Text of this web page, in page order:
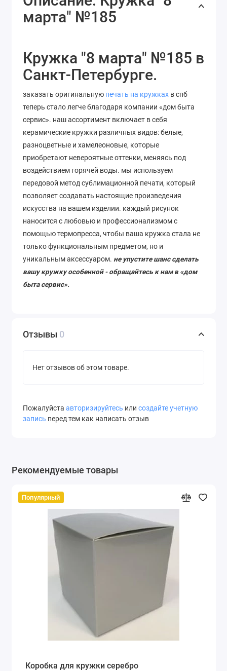
марта" №185
Кружка "8 марта" №185 в
Санкт-Петербурге.
заказать оригинальную печать на кружках в спб
теперь стало легче благодаря компании «дом быта
сервис». наш ассортимент включает в себя
керамические кружки различных видов: белые,
разноцветные и хамелеоновые, которые
приобретают невероятные оттенки, меняясь под
воздействием горячей воды. мы используем
передовой метод сублимационной печати, который
позволяетсоздавать настоящие произведения
искусства на вашем изделии. каждый рисунок
наносится с любовью и профессионализмом с
помощью термопресса, чтобы ваша кружка стала не
только функциональным предметом, но и
уникальным аксессуаром. не упустите шанс сделать
вашу кружку особенной - обращайтесь к нам в «дом
быта сервис».
Отзывы 0
Нет отзывов об этом товаре.
Пожалуйста авторизируйтесь или создайте учетную
запись перед тем как написать отзыв
Рекомендуемые товары
Популярный
Коробка для кружки серебро